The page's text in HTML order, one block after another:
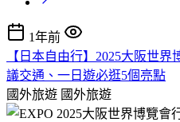
1年前
【日本自由行】2025大阪世
議交通、一日遊必逛5個亮點
國外旅遊 國外旅遊